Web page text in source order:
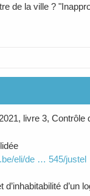
de la ville ?
livre 3, Contrôle
eli/de … 545/justel
d’inhabitabilité d’un